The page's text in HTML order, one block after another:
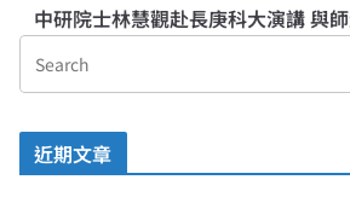
中研院士林慧觀赴長庚科大演講 與
近期文章